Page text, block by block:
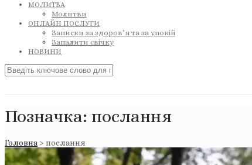
МОЛИТВА
Молитви
ОНЛАЙН ПОСЛУГИ
Записки за здоров’я та за упокій
Запалити свічку
НОВИНИ
Позначка: послання
Головна > послання